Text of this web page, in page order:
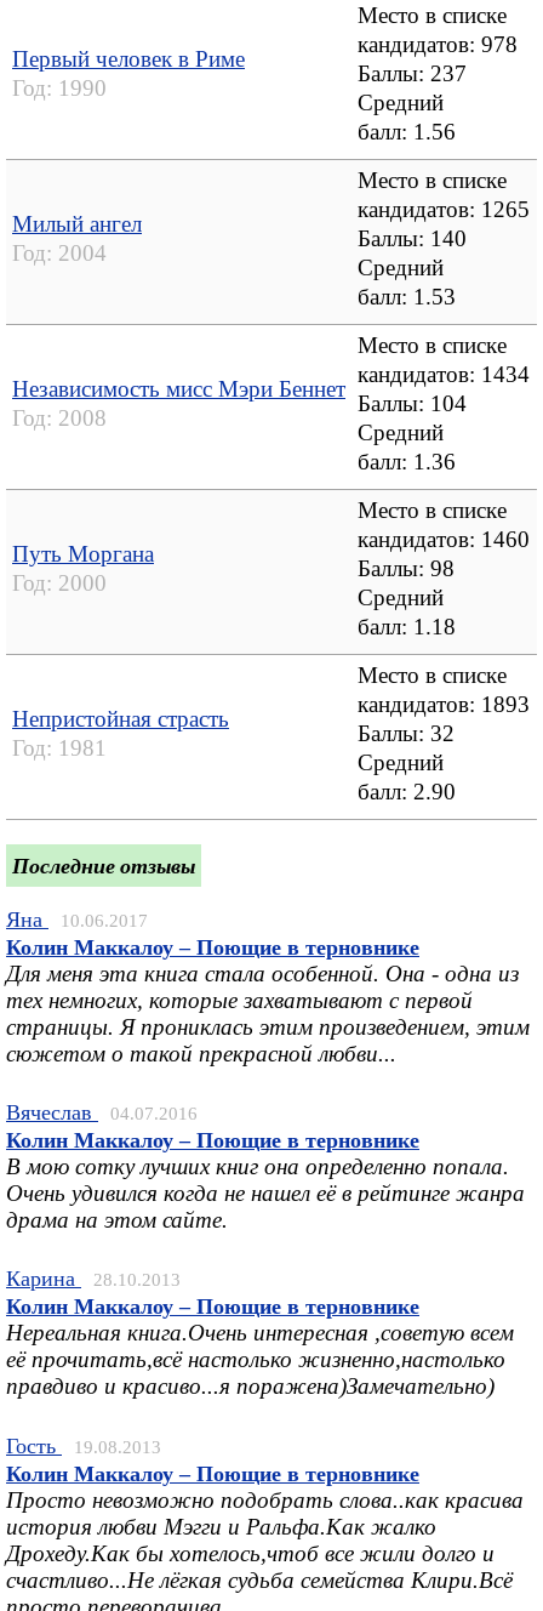
Первый человек в Риме
Год: 1990
Место в списке
кандидатов: 978
Баллы: 237
Средний
балл: 1.56
Милый ангел
Год: 2004
Место в списке
кандидатов: 1265
Баллы: 140
Средний
балл: 1.53
Независимость мисс Мэри Беннет
Год: 2008
Место в списке
кандидатов: 1434
Баллы: 104
Средний
балл: 1.36
Путь Моргана
Год: 2000
Место в списке
кандидатов: 1460
Баллы: 98
Средний
балл: 1.18
Непристойная страсть
Год: 1981
Место в списке
кандидатов: 1893
Баллы: 32
Средний
балл: 2.90
Последние отзывы
Яна 10.06.2017
Колин Маккалоу – Поющие в терновнике
Для меня эта книга стала особенной. Она - одна из
тех немногих, которые захватывают с первой
страницы. Я прониклась этим произведением, этим
сюжетом о такой прекрасной любви...
Вячеслав 04.07.2016
Колин Маккалоу – Поющие в терновнике
В мою сотку лучших книг она определенно попала.
Очень удивился когда не нашел её в рейтинге жанра
драма на этом сайте.
Карина 28.10.2013
Колин Маккалоу – Поющие в терновнике
Нереальная книга.Очень интересная ,советую всем
её прочитать,всё настолько жизненно,настолько
правдиво и красиво...я поражена)Замечательно)
Гость 19.08.2013
Колин Маккалоу – Поющие в терновнике
Просто невозможно подобрать слова..как красива
история любви Мэгги и Ральфа.Как жалко
Дрохеду.Как бы хотелось,чтоб все жили долго и
счастливо...Не лёгкая судьба семейства Клири.Всё